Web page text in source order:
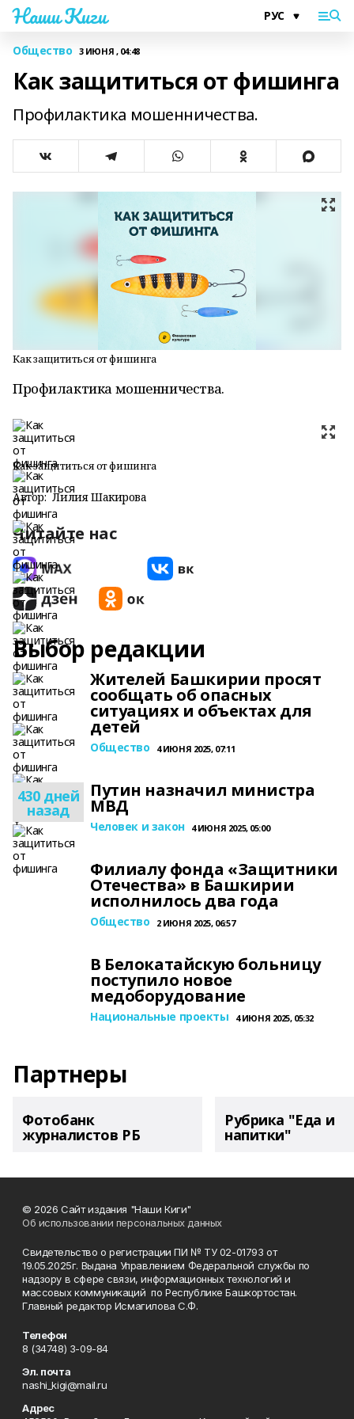
Наши Киги
Общество 3 ИЮНЯ , 04:48
Как защититься от фишинга
Профилактика мошенничества.
Как защититься от фишинга
Профилактика мошенничества.
Как защититься от фишинга
Автор: Лилия Шакирова
Читайте нас
Выбор редакции
Жителей Башкирии просят
сообщать об опасных
ситуациях и объектах для
детей
Общество 4 ИЮНЯ 2025, 07:11
430 дней
назад
Путин назначил министра
МВД
Человек и закон 4 ИЮНЯ 2025, 05:00
Филиалу фонда «Защитники
Отечества» в Башкирии
исполнилось два года
Общество 2 ИЮНЯ 2025, 06:57
В Белокатайскую больницу
поступило новое
медоборудование
Национальные проекты 4 ИЮНЯ 2025, 05:32
Партнеры
Фотобанк
журналистов РБ
Рубрика "Еда и
напитки"
© 2026 Сайт издания "Наши Киги"
Об использовании персональных данных
Свидетельство о регистрации ПИ № ТУ 02-01793 от
19.05.2025г. Выдана Управлением Федеральной службы по
надзору в сфере связи, информационных технологий и
массовых коммуникаций по Республике Башкортостан.
Главный редактор Исмагилова С.Ф.
Телефон
8 (34748) 3-09-84
Эл. почта
nashi_kigi@mail.ru
Адрес